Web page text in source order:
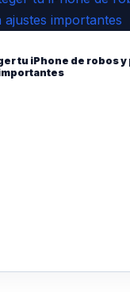
tu iPhone de robos